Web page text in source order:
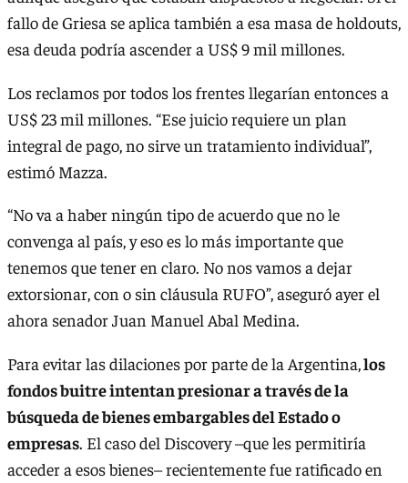
fallo de Griesa se aplica también a esa masa de holdouts,
esa deuda podría ascender a US$ 9 mil millones.
Los reclamos por todos los frentes llegarían entonces a
US$ 23 mil millones. “Ese juicio requiere un plan
integral de pago, no sirve un tratamiento individual”,
estimó Mazza.
“No va a haber ningún tipo de acuerdo que no le
convenga al país, y eso es lo más importante que
tenemos que tener en claro. No nos vamos a dejar
extorsionar, con o sin cláusula RUFO”, aseguró ayer el
ahora senador Juan Manuel Abal Medina.
Para evitar las dilaciones por parte de la Argentina,los
fondos buitre intentan presionar a través de la
búsqueda de bienes embargables del Estado o
empresas. El caso del Discovery –que les permitiría
acceder a esos bienes– recientemente fue ratificado en